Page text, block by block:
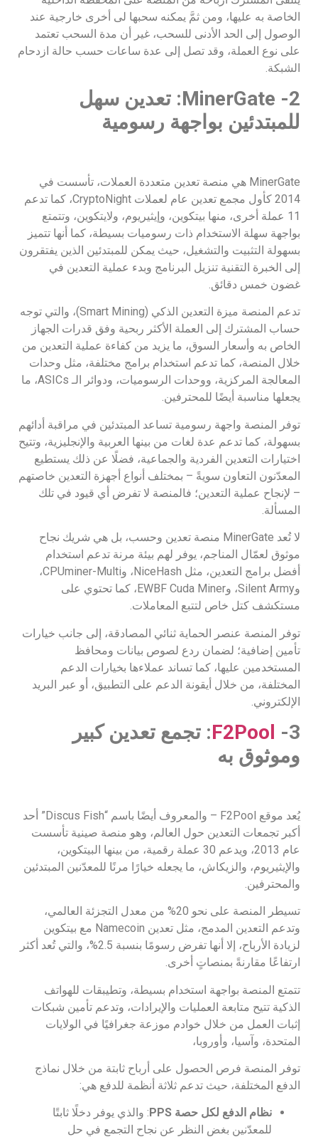
الخاصة به عليها، ومن ثمَّ يمكنه سحبها لى أخرى خارجية عند
الوصول إلى الحد الأدنى للسحب، غير أن مدة السحب تعتمد
على نوع العملة، وقد تصل إلى عدة ساعات حسب حالة ازدحام
الشبكة.
2- MinerGate: تعدين سهل
للمبتدئين بواجهة رسومية
MinerGate هي منصة تعدين متعددة العملات، تأسست في
2014 كأول مجمع تعدين عام لعملات CryptoNight، كما تدعم
11 عملة أخرى، منها بيتكوين، وإيثيريوم، ولايتكوين، وتتمتع
بواجهة سهلة الاستخدام ذات رسوميات بسيطة، كما أنها تتميز
بسهولة التثبيت والتشغيل، حيث يمكن للمبتدئين الذين يفتقرون
إلى الخبرة التقنية تنزيل البرنامج وبدء عملية التعدين في
غضون خمس دقائق.
تدعم المنصة ميزة التعدين الذكي (Smart Mining)، والتي توجه
حساب المشترك إلى العملة الأكثر ربحية وفق قدرات الجهاز
الخاص به وأسعار السوق، ما يزيد من كفاءة عملية التعدين من
خلال المنصة، كما تدعم استخدام برامج مختلفة، مثل وحدات
المعالجة المركزية، ووحدات الرسوميات، ودوائر الـ ASICs، ما
يجعلها مناسبة أيضًا للمحترفين.
توفر المنصة واجهة رسومية تساعد المبتدئين في مراقبة أدائهم
بسهولة، كما تدعم عدة لغات من بينها العربية والإنجليزية، وتتيح
اختيارات التعدين الفردية والجماعية، فضلًا عن ذلك يستطيع
المعدّنون التعاون سويةً – بمختلف أنواع أجهزة التعدين خاصتهم
– لإنجاح عملية التعدين؛ فالمنصة لا تفرض أي قيود في تلك
المسألة.
لا تُعد MinerGate منصة تعدين وحسب، بل هي شريك نجاح
موثوق لعمّال المناجم، يوفر لهم بيئة مرنة تدعم استخدام
أفضل برامج التعدين، مثل NiceHash، وCPUminer-Multi،
وSilent Army، وEWBF Cuda Miner، كما تحتوي على
مستكشف كتل خاص لتتبع المعاملات.
توفر المنصة عنصر الحماية ثنائي المصادقة، إلى جانب خيارات
تأمين إضافية؛ لضمان ردع لصوص بيانات ومحافظ
المستخدمين عليها، كما تساند عملاءها بخيارات الدعم
المختلفة، من خلال أيقونة الدعم على التطبيق، أو عبر البريد
الإلكتروني.
3-
: تجمع تعدين كبير
وموثوق به
يُعد موقع F2Pool – والمعروف أيضًا باسم “Discus Fish” أحد
أكبر تجمعات التعدين حول العالم، وهو منصة صينية تأسست
عام 2013، ويدعم 30 عملة رقمية، من بينها البيتكوين،
والإيثيريوم، والزيكاش، ما يجعله خيارًا مرنًا للمعدّنين المبتدئين
والمحترفين.
تسيطر المنصة على نحو 20% من معدل التجزئة العالمي،
وتدعم التعدين المدمج، مثل تعدين Namecoin مع بيتكوين
لزيادة الأرباح، إلا أنها تفرض رسومًا بنسبة 2.5%، والتي تُعد أكثر
ارتفاعًا مقارنةً بمنصاتٍ أخرى.
تتمتع المنصة بواجهة استخدام بسيطة، وتطيبقات للهواتف
الذكية تتيح متابعة العمليات والإيرادات، وتدعم تأمين شبكات
إثبات العمل من خلال خوادم موزعة جغرافيًا في الولايات
المتحدة، وآسيا، وأوروبا،
توفر المنصة فرص الحصول على أرباح ثابتة من خلال نماذج
الدفع المختلفة، حيث تدعم ثلاثة أنظمة للدفع هي:
نظام الدفع لكل حصة PPS
: والذي يوفر دخلًا ثابتًا
للمعدّنين بغض النظر عن نجاح التجمع في حل